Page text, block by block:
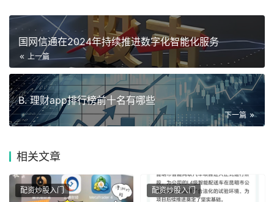
国网信通在2024年持续推进数字化智能化服务
上一篇
B. 理财app排行榜前十名有哪些
下一篇
相关文章
配资炒股入门 配资炒股入门